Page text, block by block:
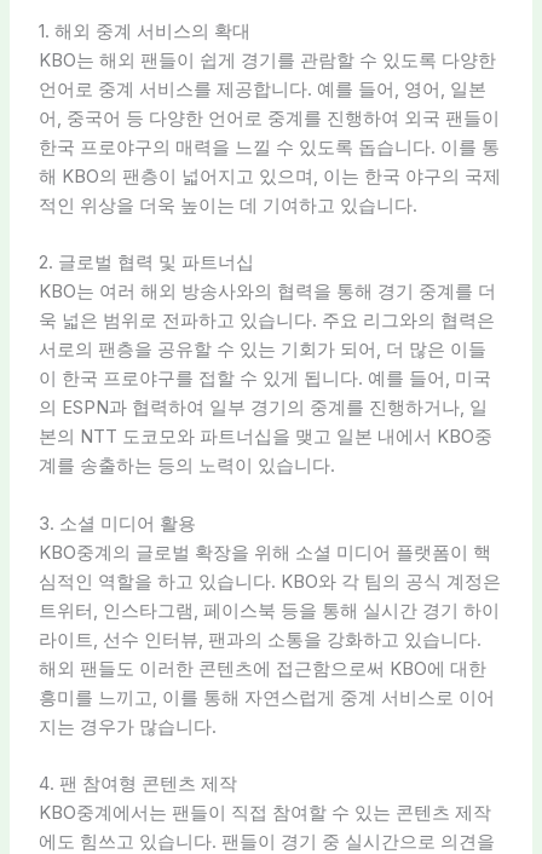
1. 해외 중계 서비스의 확대
KBO는 해외 팬들이 쉽게 경기를 관람할 수 있도록 다양한
언어로 중계 서비스를 제공합니다. 예를 들어, 영어, 일본
어, 중국어 등 다양한 언어로 중계를 진행하여 외국 팬들이
한국 프로야구의 매력을 느낄 수 있도록 돕습니다. 이를 통
해 KBO의 팬층이 넓어지고 있으며, 이는 한국 야구의 국제
적인 위상을 더욱 높이는 데 기여하고 있습니다.
2. 글로벌 협력 및 파트너십
KBO는 여러 해외 방송사와의 협력을 통해 경기 중계를 더
욱 넓은 범위로 전파하고 있습니다. 주요 리그와의 협력은
서로의 팬층을 공유할 수 있는 기회가 되어, 더 많은 이들
이 한국 프로야구를 접할 수 있게 됩니다. 예를 들어, 미국
의 ESPN과 협력하여 일부 경기의 중계를 진행하거나, 일
본의 NTT 도코모와 파트너십을 맺고 일본 내에서 KBO중
계를 송출하는 등의 노력이 있습니다.
3. 소셜 미디어 활용
KBO중계의 글로벌 확장을 위해 소셜 미디어 플랫폼이 핵
심적인 역할을 하고 있습니다. KBO와 각 팀의 공식 계정은
트위터, 인스타그램, 페이스북 등을 통해 실시간 경기 하이
라이트, 선수 인터뷰, 팬과의 소통을 강화하고 있습니다.
해외 팬들도 이러한 콘텐츠에 접근함으로써 KBO에 대한
흥미를 느끼고, 이를 통해 자연스럽게 중계 서비스로 이어
지는 경우가 많습니다.
4. 팬 참여형 콘텐츠 제작
KBO중계에서는 팬들이 직접 참여할 수 있는 콘텐츠 제작
에도 힘쓰고 있습니다. 팬들이 경기 중 실시간으로 의견을